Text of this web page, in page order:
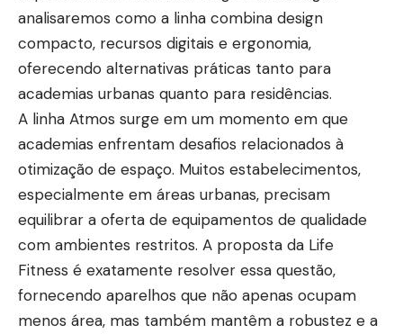
analisaremos como a linha combina design
compacto, recursos digitais e ergonomia,
oferecendo alternativas práticas tanto para
academias urbanas quanto para residências.
A linha Atmos surge em um momento em que
academias enfrentam desafios relacionados à
otimização de espaço. Muitos estabelecimentos,
especialmente em áreas urbanas, precisam
equilibrar a oferta de equipamentos de qualidade
com ambientes restritos. A proposta da Life
Fitness é exatamente resolver essa questão,
fornecendo aparelhos que não apenas ocupam
menos área, mas também mantêm a robustez e a